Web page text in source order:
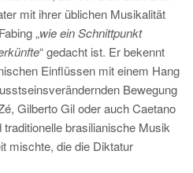
mit ihrer üblichen Musikalität
„wie ein Schnittpunkt
“ gedacht ist. Er bekennt
Einflüssen mit einem Hang
Bewegung
Gilberto Gil oder auch Caetano
brasilianische Musik
mischte, die die Diktatur